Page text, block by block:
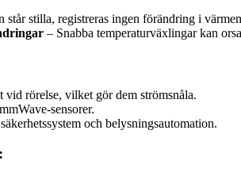
står stilla, registreras ingen förändring i
– Snabba temperaturväxlingar kan
vid rörelse, vilket gör dem strömsnåla.
sensorer.
och belysningsautomation.